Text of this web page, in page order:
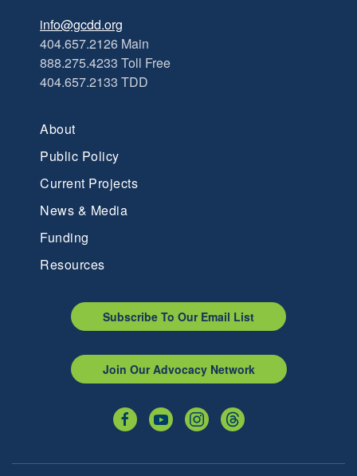
info@gcdd.org
404.657.2126 Main
888.275.4233 Toll Free
404.657.2133 TDD
About
Public Policy
Current Projects
News & Media
Funding
Resources
Subscribe To Our Email List
Join Our Advocacy Network